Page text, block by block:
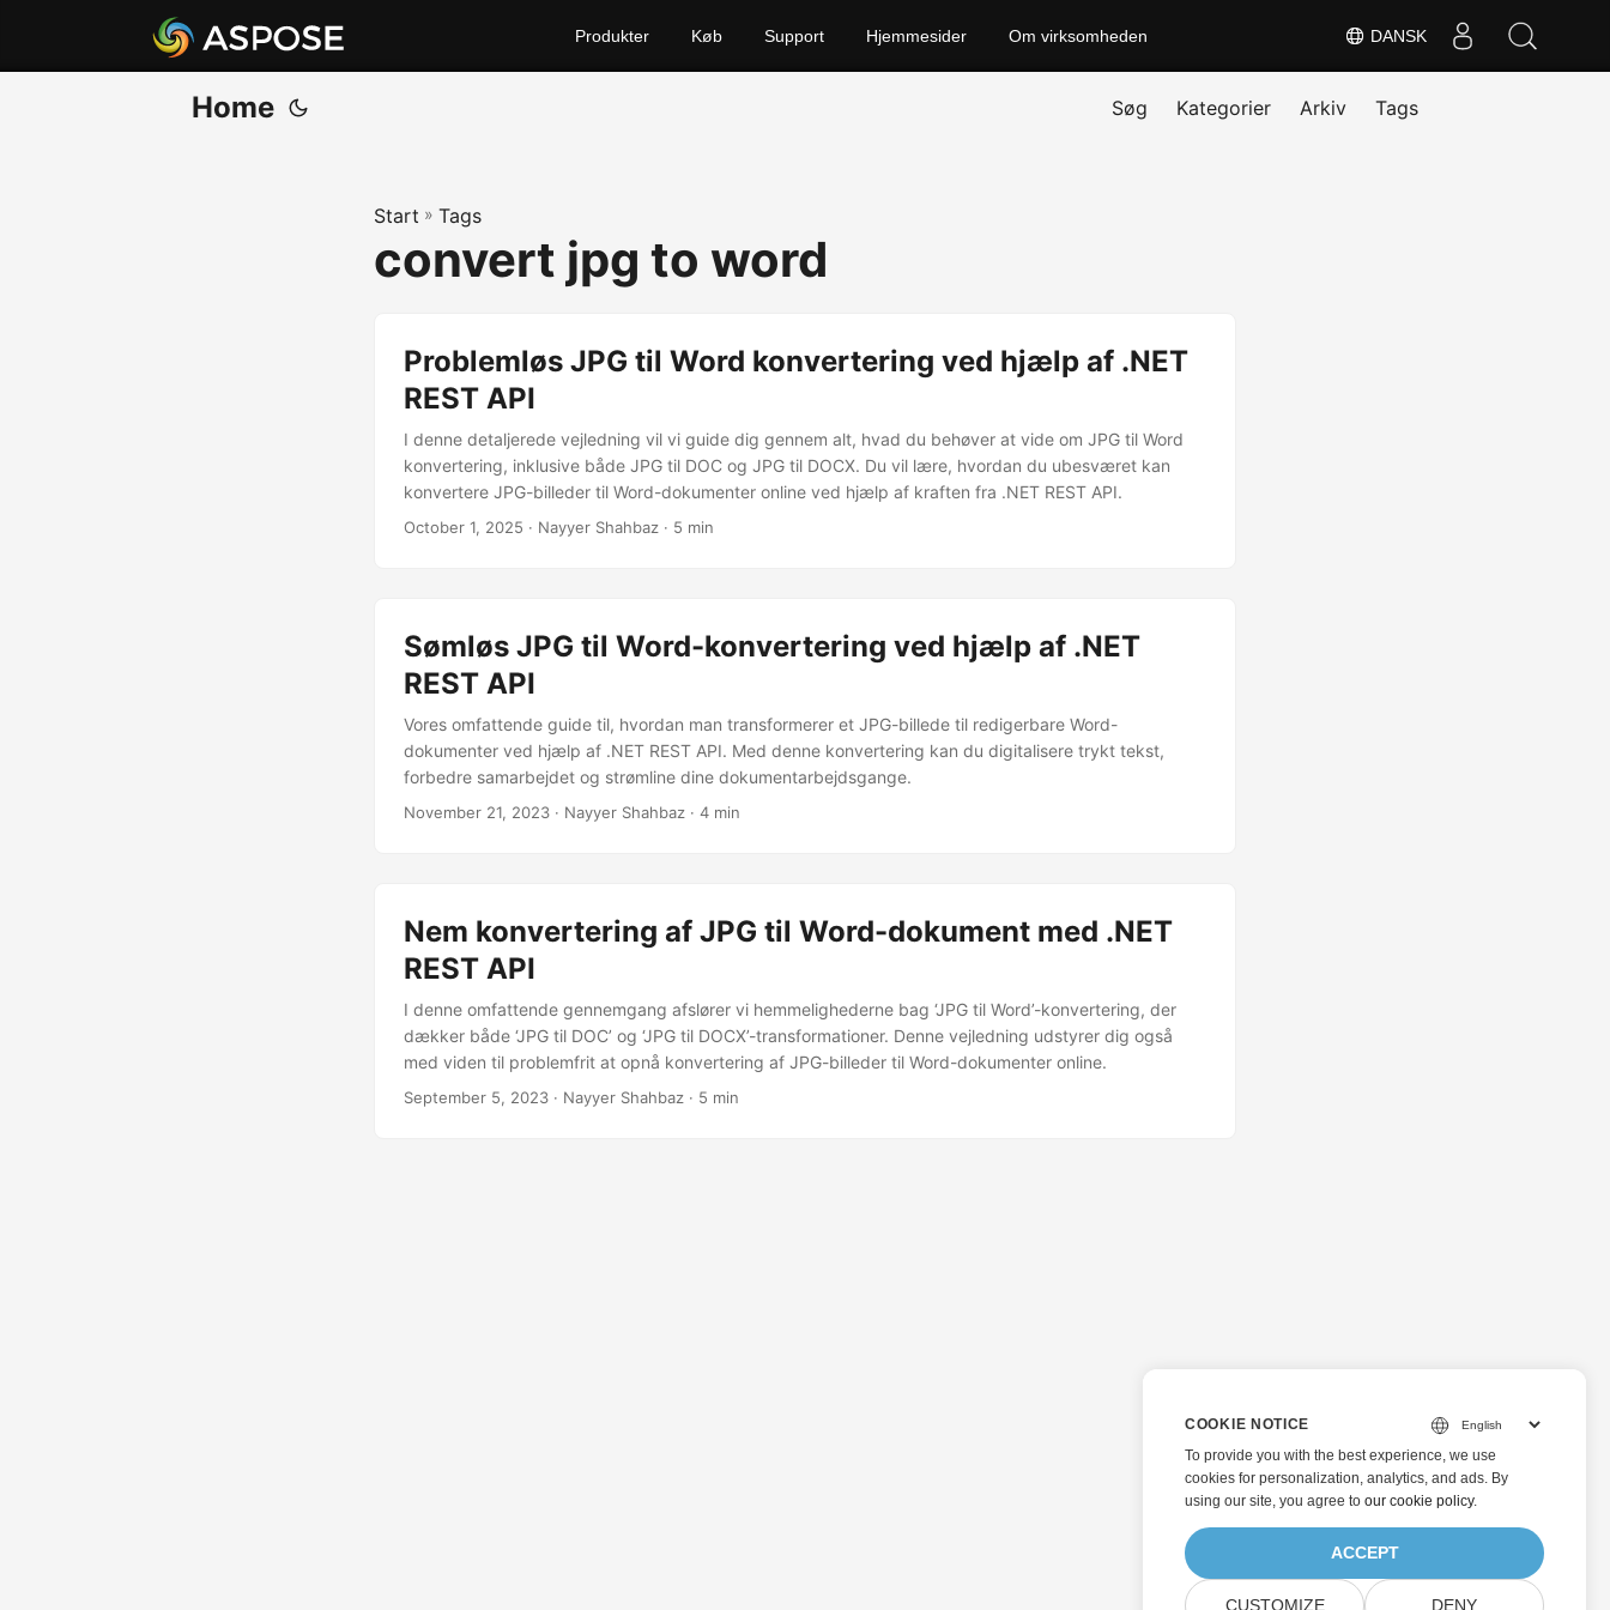
DANSK
Produkter Køb Support Hjemmesider Om virksomheden
Home Søg Kategorier Arkiv Tags
Start » Tags
convert jpg to word
Problemløs JPG til Word konvertering ved hjælp af .NET
REST API
I denne detaljerede vejledning vil vi guide dig gennem alt, hvad du behøver at vide om JPG til Word
konvertering, inklusive både JPG til DOC og JPG til DOCX. Du vil lære, hvordan du ubesværet kan
konvertere JPG-billeder til Word-dokumenter online ved hjælp af kraften fra .NET REST API.
October 1, 2025 · Nayyer Shahbaz · 5 min
Sømløs JPG til Word-konvertering ved hjælp af .NET
REST API
Vores omfattende guide til, hvordan man transformerer et JPG-billede til redigerbare Word-
dokumenter ved hjælp af .NET REST API. Med denne konvertering kan du digitalisere trykt tekst,
forbedre samarbejdet og strømline dine dokumentarbejdsgange.
November 21, 2023 · Nayyer Shahbaz · 4 min
Nem konvertering af JPG til Word-dokument med .NET
REST API
I denne omfattende gennemgang afslører vi hemmelighederne bag ‘JPG til Word’-konvertering, der
dækker både ‘JPG til DOC’ og ‘JPG til DOCX’-transformationer. Denne vejledning udstyrer dig også
med viden til problemfrit at opnå konvertering af JPG-billeder til Word-dokumenter online.
September 5, 2023 · Nayyer Shahbaz · 5 min
COOKIE NOTICE
To provide you with the best experience, we use
cookies for personalization, analytics, and ads. By
using our site, you agree to our cookie policy.
ACCEPT
CUSTOMIZE DENY